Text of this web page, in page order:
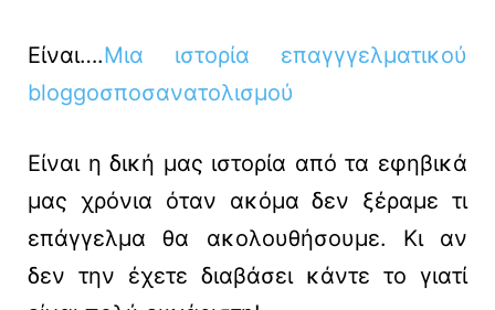
Είναι….Μια ιστορία επαγγγελματικού
bloggoσποσανατολισμού
Είναι η δική μας ιστορία από τα εφηβικά
μας χρόνια όταν ακόμα δεν ξέραμε τι
επάγγελμα θα ακολουθήσουμε. Κι αν
δεν την έχετε διαβάσει κάντε το γιατί